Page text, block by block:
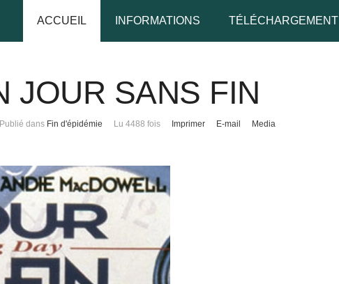
ACCUEIL INFORMATIONS TÉLÉCHARGEMENT
JOUR SANS FIN
Publié dans Fin d'épidémie Lu 4488 fois Imprimer E-mail Media
Se rappeler de moi
passe oublié ?